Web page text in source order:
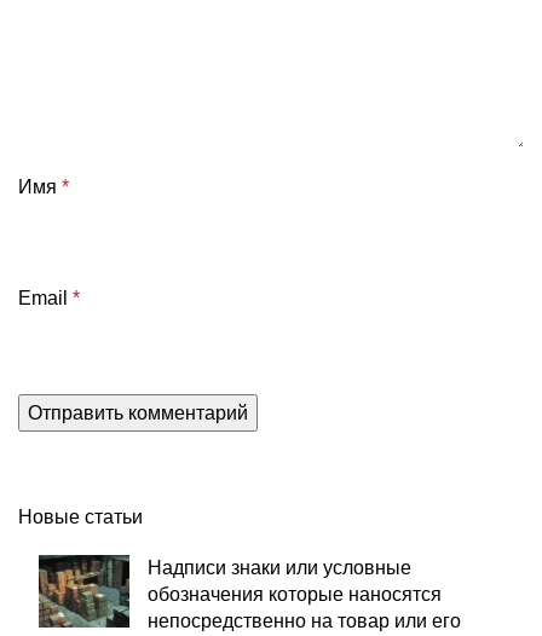
Имя *
Email *
Новые статьи
Надписи знаки или условные
обозначения которые наносятся
непосредственно на товар или его